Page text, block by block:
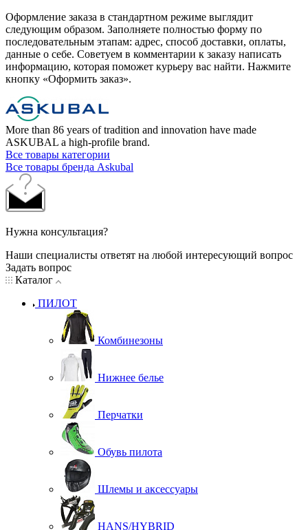
Оформление заказа в стандартном режиме выглядит
следующим образом. Заполняете полностью форму по
последовательным этапам: адрес, способ доставки, оплаты,
данные о себе. Советуем в комментарии к заказу написать
информацию, которая поможет курьеру вас найти. Нажмите
кнопку «Оформить заказ».
More than 86 years of tradition and innovation have made
ASKUBAL a high-profile brand.
Все товары категории
Все товары бренда Askubal
Нужна консультация?
Наши специалисты ответят на любой интересующий вопрос
Задать вопрос
Каталог
ПИЛОТ
Комбинезоны
Нижнее белье
Перчатки
Обувь пилота
Шлемы и аксессуары
HANS/HYBRID